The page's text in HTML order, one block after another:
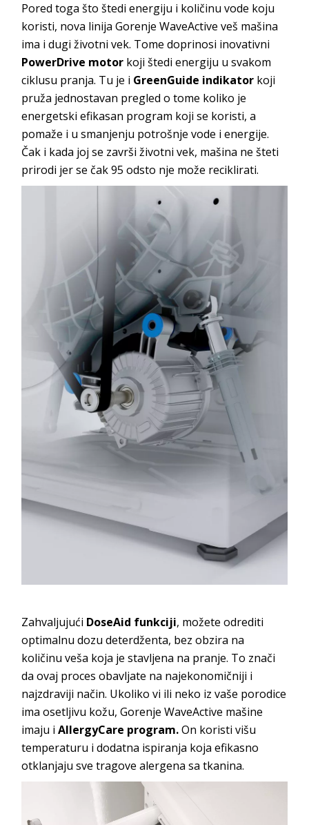
Pored toga što štedi energiju i količinu vode koju
koristi, nova linija Gorenje WaveActive veš mašina
ima i dugi životni vek. Tome doprinosi inovativni
PowerDrive motor koji štedi energiju u svakom
ciklusu pranja. Tu je i GreenGuide indikator koji
pruža jednostavan pregled o tome koliko je
energetski efikasan program koji se koristi, a
pomaže i u smanjenju potrošnje vode i energije.
Čak i kada joj se završi životni vek, mašina ne šteti
prirodi jer se čak 95 odsto nje može reciklirati.
Zahvaljujući DoseAid funkciji, možete odrediti
optimalnu dozu deterdženta, bez obzira na
količinu veša koja je stavljena na pranje. To znači
da ovaj proces obavljate na najekonomičniji i
najzdraviji način. Ukoliko vi ili neko iz vaše porodice
ima osetljivu kožu, Gorenje WaveActive mašine
imaju iAllergyCare program.On koristi višu
temperaturu i dodatna ispiranja koja efikasno
otklanjaju sve tragove alergena sa tkanina.